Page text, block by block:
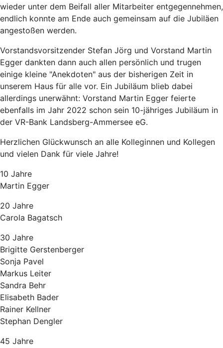
wieder unter dem Beifall aller Mitarbeiter entgegennehmen,
endlich konnte am Ende auch gemeinsam auf die Jubiläen
angestoßen werden.
Vorstandsvorsitzender Stefan Jörg und Vorstand Martin
Egger dankten dann auch allen persönlich und trugen
einige kleine "Anekdoten" aus der bisherigen Zeit in
unserem Haus für alle vor. Ein Jubiläum blieb dabei
allerdings unerwähnt: Vorstand Martin Egger feierte
ebenfalls im Jahr 2022 schon sein 10-jähriges Jubiläum in
der VR-Bank Landsberg-Ammersee eG.
Herzlichen Glückwunsch an alle Kolleginnen und Kollegen
und vielen Dank für viele Jahre!
10 Jahre
Martin Egger
20 Jahre
Carola Bagatsch
30 Jahre
Brigitte Gerstenberger
Sonja Pavel
Markus Leiter
Sandra Behr
Elisabeth Bader
Rainer Kellner
Stephan Dengler
45 Jahre